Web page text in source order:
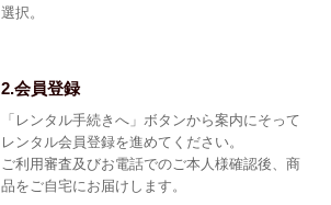
選択。
2.会員登録
「レンタル手続きへ」ボタンから案内にそって
レンタル会員登録を進めてください。
ご利用審査及びお電話でのご本人様確認後、商
品をご自宅にお届けします。